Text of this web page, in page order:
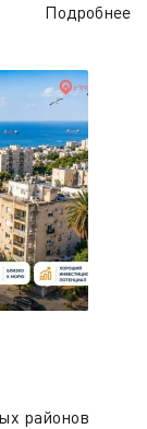
Подробнее
районов